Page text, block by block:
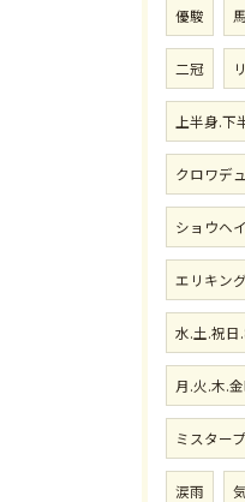
優駿
二冠
上半身.下
クロワデ
ショウヘイ
エリキング
水.土.祝日
月.火.木.
ミスター
涙雨